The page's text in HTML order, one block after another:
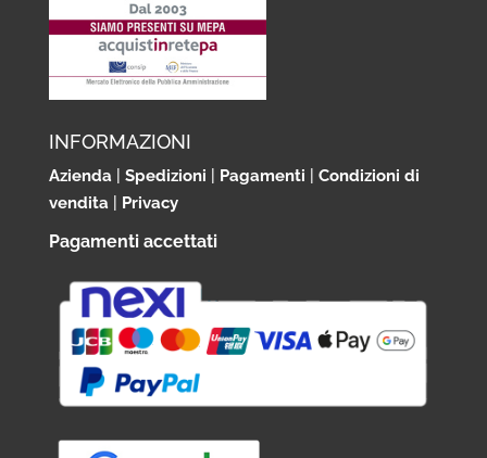
INFORMAZIONI
Azienda| Spedizioni Pagamenti
Condizioni di
vendita| Privacy
Pagamenti accettati